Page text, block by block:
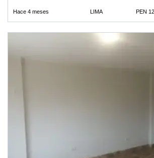
Hace 4 meses LIMA PEN